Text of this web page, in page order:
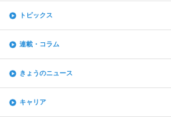
トピックス
連載・コラム
きょうのニュース
キャリア